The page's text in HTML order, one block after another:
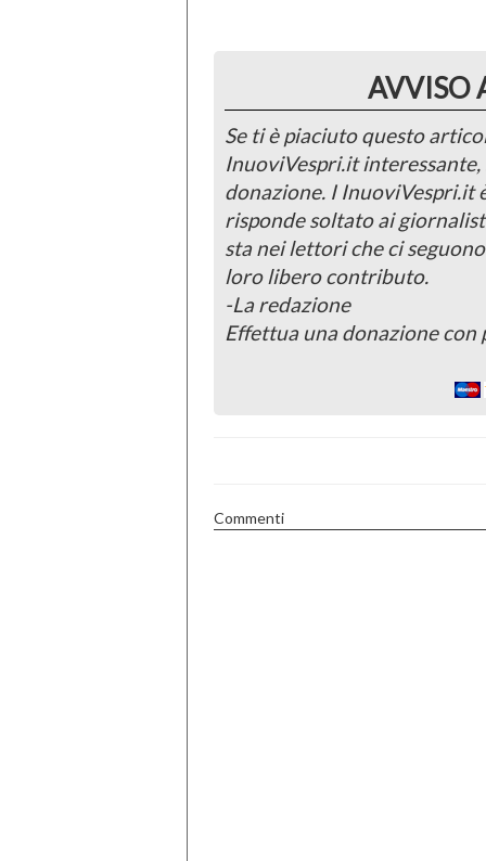
AVVISO
Se ti è piaciuto questo
InuoviVespri.it
donazione. I InuoviVespri.it
risponde soltato ai
sta nei lettori che ci
loro libero contributo.
-La redazione
Effettua una donazione con
Commenti